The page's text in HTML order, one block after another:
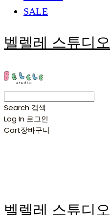
SALE
벨렐레 스튜디오
Search 검색
Log In 로그인
Cart장바구니
벨렐레 스튜디오